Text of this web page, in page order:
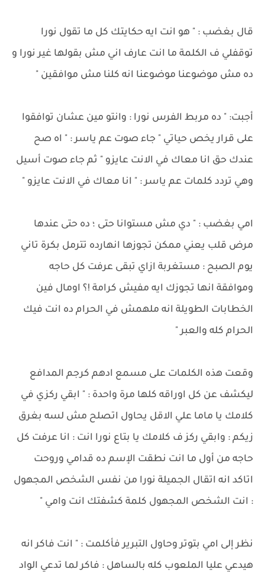
قال بغضب : " هو انت ايه حكايتك كل ما تقول نورا
توقفلي ف الكلمة ما انت عارف اني مش بقولها غير نورا و
ده مش موضوعنا موضوعنا انه كلنا مش موافقين "
أجبت: " ده مربط الفرس نورا : وانتو مين عشان توافقوا
على قرار يخص حياتي " جاء صوت عم ياسر : " اه صح
عندك حق انا معاك في الانت عايزو " ثم جاء صوت أسيل
وهي تردد كلمات عم ياسر : " انا معاك في الانت عايزو "
امي بغضب : " دي مش مستوانا حتى ؛ ده حتى عندها
مرض قلب يعني ممكن تجوزها انهارده تترمل بكرة تاني
يوم الصبح : مستغربة ازاي تبقى عرفت كل حاجه
وموافقة انها تجوزك ايه مفيش كرامة !؟ اومال فين
الخطابات الطويلة انه ملهمش في الحرام ده انت فيك
الحرام كله والعبر "
وقعت هذه الكلمات على مسمع ادهم كرجم المدافع
ليكشف عن كل اوراقه كلها مرة واحدة : " ابقي ركزي في
كلامك يا ماما علي الاقل يحاول اتصلح مش لسه بغرق
زيكم : وابقي ركز ف كلامك يا بتاع نورا انت : انا عرفت كل
حاجه من أول ما انت نطقت الإسم ده قدامي وروحت
اتاكد انه اتقال الجميلة نورا من نفس الشخص المجهول
: انت الشخص المجهول كلمة كشفتك انت وامي "
نظر إلى امي بتوتر وحاول التبرير فأكلمت : " انت فاكر انه
هيدعي عليا الملعوب كله بالساهل : فاكر لما تدعي الواد